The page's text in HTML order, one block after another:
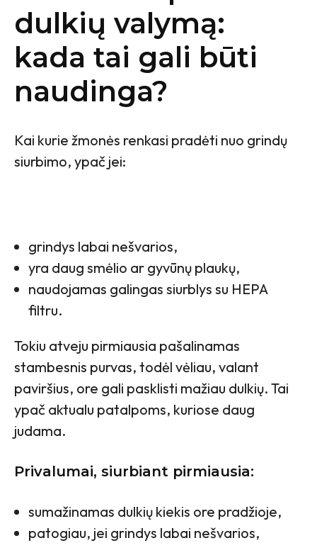
dulkių valymą:
kada tai gali būti
naudinga?
Kai kurie žmonės renkasi pradėti nuo grindų
siurbimo, ypač jei:
grindys labai nešvarios,
yra daug smėlio ar gyvūnų plaukų,
naudojamas galingas siurblys su HEPA
filtru.
Tokiu atveju pirmiausia pašalinamas
stambesnis purvas, todėl vėliau, valant
paviršius, ore gali pasklisti mažiau dulkių. Tai
ypač aktualu patalpoms, kuriose daug
judama.
Privalumai, siurbiant pirmiausia:
sumažinamas dulkių kiekis ore pradžioje,
patogiau, jei grindys labai nešvarios,